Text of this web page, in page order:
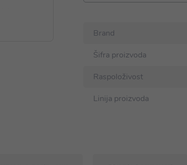
Brand
Šifra proizvoda
Raspoloživost
Linija proizvoda